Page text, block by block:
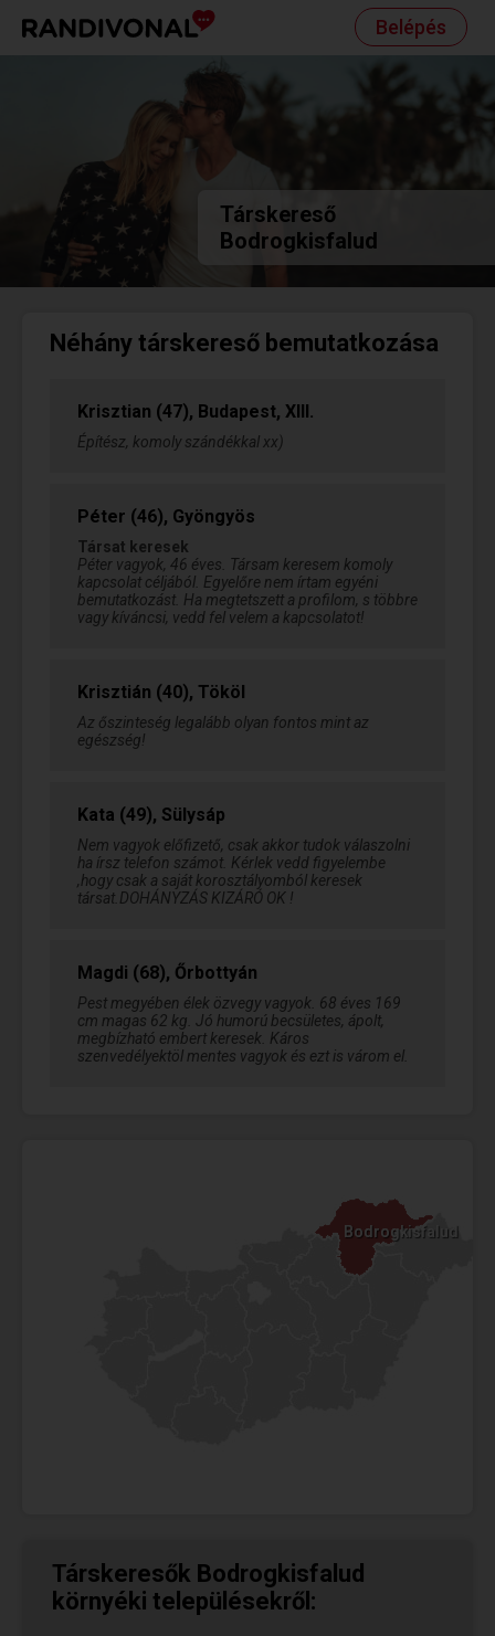
Belépés
Társkereső
Bodrogkisfalud
Néhány társkereső bemutatkozása
Krisztian (47), Budapest, XIII.
Építész, komoly szándékkal xx)
Péter (46), Gyöngyös
Társat keresek
Péter vagyok, 46 éves. Társam keresem komoly
kapcsolat céljából. Egyelőre nem írtam egyéni
bemutatkozást. Ha megtetszett a profilom, s többre
vagy kíváncsi, vedd fel velem a kapcsolatot!
Krisztián (40), Tököl
Az őszinteség legalább olyan fontos mint az
egészség!
Kata (49), Sülysáp
Nem vagyok előfizető, csak akkor tudok válaszolni
ha írsz telefon számot. Kérlek vedd figyelembe
,hogy csak a saját korosztályomból keresek
társat.DOHÁNYZÁS KIZÁRÓ OK !
Magdi (68), Őrbottyán
Pest megyében élek özvegy vagyok. 68 éves 169
cm magas 62 kg. Jó humorú becsületes, ápolt,
megbízható embert keresek. Káros
szenvedélyektöl mentes vagyok és ezt is várom el.
Bodrogkisfalud
Bodrogkisfalud
Társkeresők Bodrogkisfalud
környéki településekről: